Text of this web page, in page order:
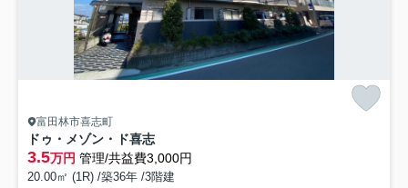
富田林市喜志町
ドゥ・メゾン・ド喜志
3.5万円 管理/共益費3,000円
20.00㎡ (1R) /築36年 /3階建